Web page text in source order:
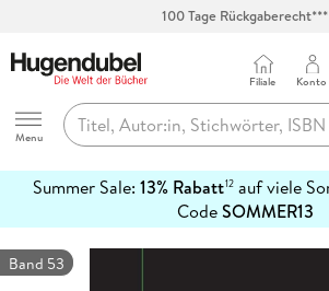
100 Tage Rückgaberecht***
Hugendubel
Menu
Filiale Konto
Summer Sale: 13% Rabatt12auf viele
CodeSOMMER13
erfahren
Band 53